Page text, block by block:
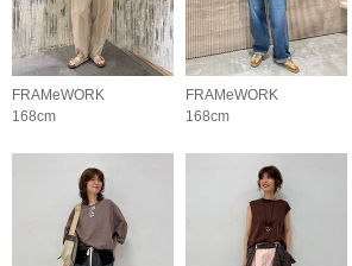
FRAMeWORK
168cm
FRAMeWORK
168cm